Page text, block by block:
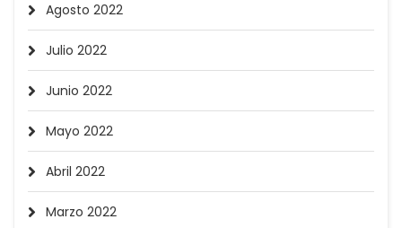
Agosto 2022
Julio 2022
Junio 2022
Mayo 2022
Abril 2022
Marzo 2022